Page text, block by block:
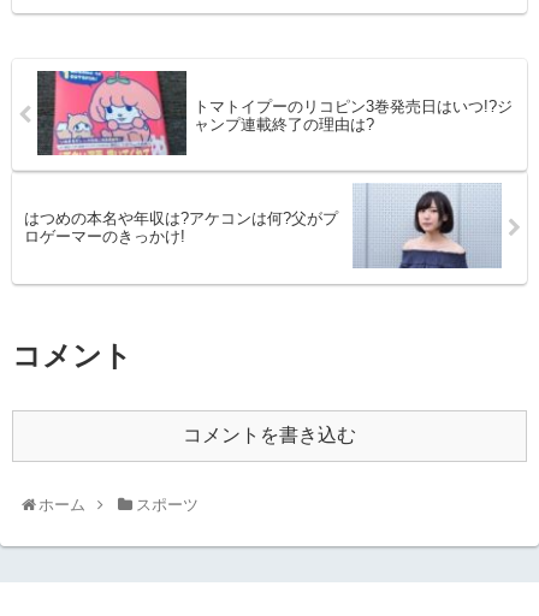
トマトイプーのリコピン3巻発売日はいつ!?ジ
ャンプ連載終了の理由は?
はつめの本名や年収は?アケコンは何?父がプ
ロゲーマーのきっかけ!
コメント
コメントを書き込む
ホーム スポーツ